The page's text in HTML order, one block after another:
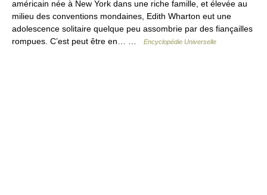
américain née à New York dans une riche famille, et élevée au
milieu des conventions mondaines, Edith Wharton eut une
adolescence solitaire quelque peu assombrie par des fiançailles
rompues. C’est peut être en… …
Encyclopédie Universelle